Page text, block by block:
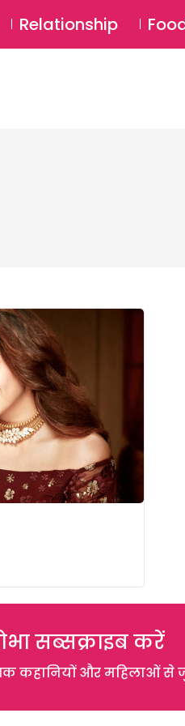
Relationship
सब्सक्राइब करें
कहानियों और महिलाओं से